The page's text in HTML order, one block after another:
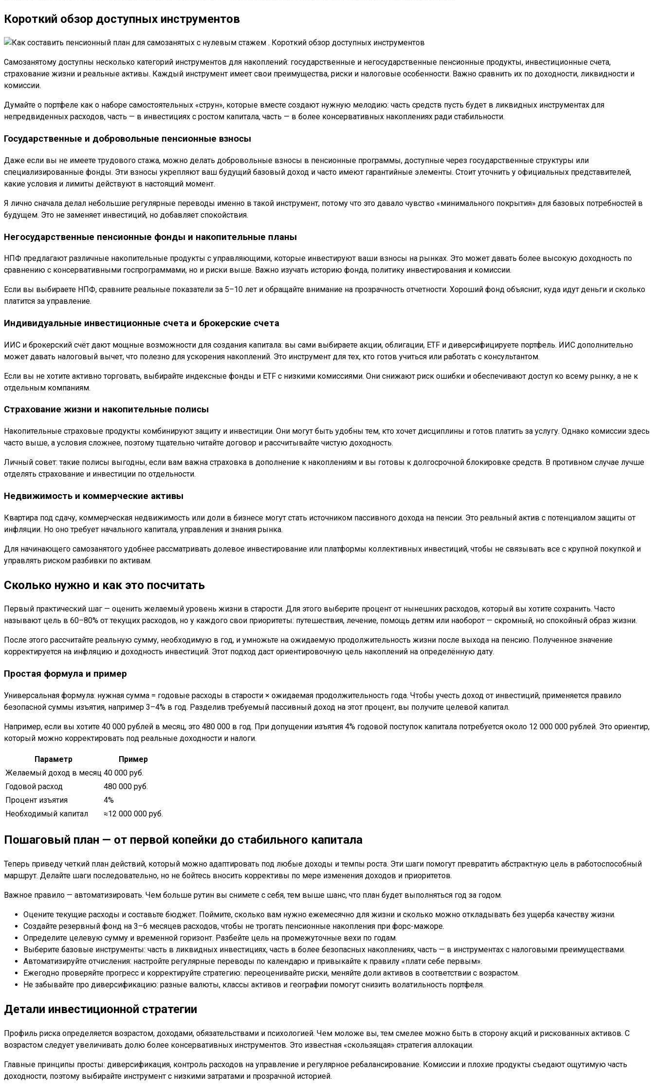
Короткий обзор доступных инструментов
Самозанятому доступны несколько категорий инструментов для накоплений: государственные и негосударственные пенсионные продукты, инвестиционные счета,
страхование жизни и реальные активы. Каждый инструмент имеет свои преимущества, риски и налоговые особенности. Важно сравнить их по доходности, ликвидности и
комиссии.
Думайте о портфеле как о наборе самостоятельных «струн», которые вместе создают нужную мелодию: часть средств пусть будет в ликвидных инструментах для
непредвиденных расходов, часть — в инвестициях с ростом капитала, часть — в более консервативных накоплениях ради стабильности.
Государственные и добровольные пенсионные взносы
Даже если вы не имеете трудового стажа, можно делать добровольные взносы в пенсионные программы, доступные через государственные структуры или
специализированные фонды. Эти взносы укрепляют ваш будущий базовый доход и часто имеют гарантийные элементы. Стоит уточнить у официальных представителей,
какие условия и лимиты действуют в настоящий момент.
Я лично сначала делал небольшие регулярные переводы именно в такой инструмент, потому что это давало чувство «минимального покрытия» для базовых потребностей в
будущем. Это не заменяет инвестиций, но добавляет спокойствия.
Негосударственные пенсионные фонды и накопительные планы
НПФ предлагают различные накопительные продукты с управляющими, которые инвестируют ваши взносы на рынках. Это может давать более высокую доходность по
сравнению с консервативными госпрограммами, но и риски выше. Важно изучать историю фонда, политику инвестирования и комиссии.
Если вы выбираете НПФ, сравните реальные показатели за 5–10 лет и обращайте внимание на прозрачность отчетности. Хороший фонд объяснит, куда идут деньги и сколько
платится за управление.
Индивидуальные инвестиционные счета и брокерские счета
ИИС и брокерский счёт дают мощные возможности для создания капитала: вы сами выбираете акции, облигации, ETF и диверсифицируете портфель. ИИС дополнительно
может давать налоговый вычет, что полезно для ускорения накоплений. Это инструмент для тех, кто готов учиться или работать с консультантом.
Если вы не хотите активно торговать, выбирайте индексные фонды и ETF с низкими комиссиями. Они снижают риск ошибки и обеспечивают доступ ко всему рынку, а не к
отдельным компаниям.
Страхование жизни и накопительные полисы
Накопительные страховые продукты комбинируют защиту и инвестиции. Они могут быть удобны тем, кто хочет дисциплины и готов платить за услугу. Однако комиссии здесь
часто выше, а условия сложнее, поэтому тщательно читайте договор и рассчитывайте чистую доходность.
Личный совет: такие полисы выгодны, если вам важна страховка в дополнение к накоплениям и вы готовы к долгосрочной блокировке средств. В противном случае лучше
отделять страхование и инвестиции по отдельности.
Недвижимость и коммерческие активы
Квартира под сдачу, коммерческая недвижимость или доли в бизнесе могут стать источником пассивного дохода на пенсии. Это реальный актив с потенциалом защиты от
инфляции. Но оно требует начального капитала, управления и знания рынка.
Для начинающего самозанятого удобнее рассматривать долевое инвестирование или платформы коллективных инвестиций, чтобы не связывать все с крупной покупкой и
управлять риском разбивки по активам.
Сколько нужно и как это посчитать
Первый практический шаг — оценить желаемый уровень жизни в старости. Для этого выберите процент от нынешних расходов, который вы хотите сохранить. Часто
называют цель в 60–80% от текущих расходов, но у каждого свои приоритеты: путешествия, лечение, помощь детям или наоборот — скромный, но спокойный образ жизни.
После этого рассчитайте реальную сумму, необходимую в год, и умножьте на ожидаемую продолжительность жизни после выхода на пенсию. Полученное значение
корректируется на инфляцию и доходность инвестиций. Этот подход даст ориентировочную цель накоплений на определённую дату.
Простая формула и пример
Универсальная формула: нужная сумма = годовые расходы в старости × ожидаемая продолжительность года. Чтобы учесть доход от инвестиций, применяется правило
безопасной суммы изъятия, например 3–4% в год. Разделив требуемый пассивный доход на этот процент, вы получите целевой капитал.
Например, если вы хотите 40 000 рублей в месяц, это 480 000 в год. При допущении изъятия 4% годовой поступок капитала потребуется около 12 000 000 рублей. Это ориентир,
который можно корректировать под реальные доходности и налоги.
Параметр
Пример
Желаемый доход в месяц 40 000 руб.
Годовой расход
480 000 руб.
Процент изъятия
4%
Необходимый капитал
≈12 000 000 руб.
Пошаговый план — от первой копейки до стабильного капитала
Теперь приведу четкий план действий, который можно адаптировать под любые доходы и темпы роста. Эти шаги помогут превратить абстрактную цель в работоспособный
маршрут. Делайте шаги последовательно, но не бойтесь вносить коррективы по мере изменения доходов и приоритетов.
Важное правило — автоматизировать. Чем больше рутин вы снимете с себя, тем выше шанс, что план будет выполняться год за годом.
Оцените текущие расходы и составьте бюджет. Поймите, сколько вам нужно ежемесячно для жизни и сколько можно откладывать без ущерба качеству жизни.
Создайте резервный фонд на 3–6 месяцев расходов, чтобы не трогать пенсионные накопления при форс-мажоре.
Определите целевую сумму и временной горизонт. Разбейте цель на промежуточные вехи по годам.
Выберите базовые инструменты: часть в ликвидных инвестициях, часть в более безопасных накоплениях, часть — в инструментах с налоговыми преимуществами.
Автоматизируйте отчисления: настройте регулярные переводы по календарю и привыкайте к правилу «плати себе первым».
Ежегодно проверяйте прогресс и корректируйте стратегию: переоценивайте риски, меняйте доли активов в соответствии с возрастом.
Не забывайте про диверсификацию: разные валюты, классы активов и географии помогут снизить волатильность портфеля.
Детали инвестиционной стратегии
Профиль риска определяется возрастом, доходами, обязательствами и психологией. Чем моложе вы, тем смелее можно быть в сторону акций и рискованных активов. С
возрастом следует увеличивать долю более консервативных инструментов. Это известная «скользящая» стратегия аллокации.
Главные принципы просты: диверсификация, контроль расходов на управление и регулярное ребалансирование. Комиссии и плохие продукты съедают ощутимую часть
доходности, поэтому выбирайте инструмент с низкими затратами и прозрачной историей.